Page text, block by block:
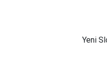
Yeni